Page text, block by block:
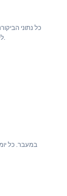
כל נתוני
ללא העברת נתונים למדינות שלישיות.